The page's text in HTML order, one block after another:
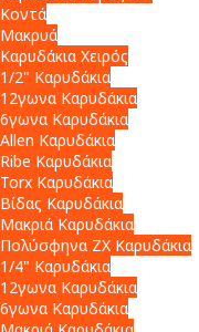
Κοντά
Μακρυά
Καρυδάκια Χειρός
1/2" Καρυδάκια
12γωνα Καρυδάκια
6γωνα Καρυδάκια
Allen Καρυδάκια
Ribe Καρυδάκια
Torx Καρυδάκια
Βίδας Καρυδάκια
Μακριά Καρυδάκια
Πολύσφηνα ZX Καρυδάκια
1/4" Καρυδάκια
12γωνα Καρυδάκια
6γωνα Καρυδάκια